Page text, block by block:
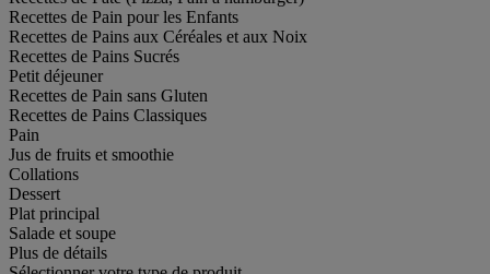
Recettes de Pain pour les Enfants
Recettes de Pains aux Céréales et aux Noix
Recettes de Pains Sucrés
Petit déjeuner
Recettes de Pain sans Gluten
Recettes de Pains Classiques
Pain
Jus de fruits et smoothie
Collations
Dessert
Plat principal
Salade et soupe
Plus de détails